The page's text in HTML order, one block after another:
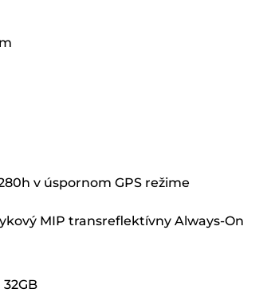
v úspornom GPS režime
MIP transreflektívny Always-On